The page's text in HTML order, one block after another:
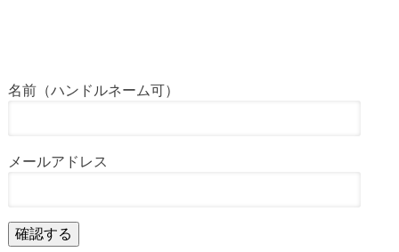
名前（ハンドルネーム可）
メールアドレス